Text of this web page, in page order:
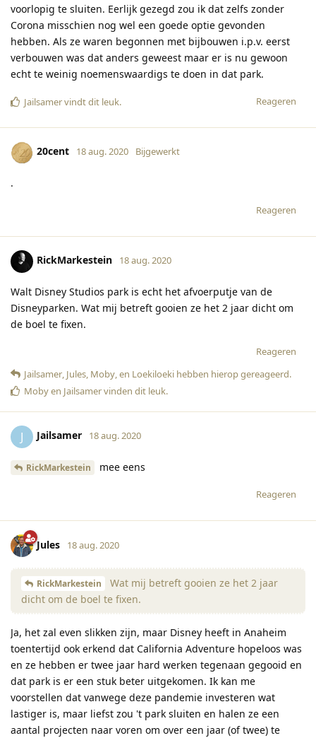
voorlopig te sluiten. Eerlijk gezegd zou ik dat zelfs zonder
Corona misschien nog wel een goede optie gevonden
hebben. Als ze waren begonnen met bijbouwen i.p.v. eerst
verbouwen was dat anders geweest maar er is nu gewoon
echt te weinig noemenswaardigs te doen in dat park.
Reageren
Jailsamervindt dit leuk.
20cent 18 aug. 2020 Bijgewerkt
.
Reageren
RickMarkestein 18 aug. 2020
Walt Disney Studios park is echt het afvoerputje van de
Disneyparken. Wat mij betreft gooien ze het 2 jaar dicht om
de boel te fixen.
Reageren
Jailsamer Jules Moby , en Loekiloeki hebben hierop gereageerd.
Mobyen Jailsamervinden dit leuk.
J Jailsamer 18 aug. 2020
RickMarkestein mee eens
Reageren
Jules 18 aug. 2020
RickMarkestein
Wat mij betreft gooien ze het 2 jaar
dicht om de boel te fixen.
Ja, het zal even slikken zijn, maar Disney heeft in Anaheim
toentertijd ook erkend dat California Adventure hopeloos was
en ze hebben er twee jaar hard werken tegenaan gegooid en
dat park is er een stuk beter uitgekomen. Ik kan me
voorstellen dat vanwege deze pandemie investeren wat
lastiger is, maar liefst zou 't park sluiten en halen ze een
aantal projecten naar voren om over een jaar (of twee) te